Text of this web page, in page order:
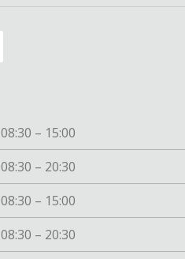
08:30 – 15:00
08:30 – 20:30
08:30 – 15:00
08:30 – 20:30